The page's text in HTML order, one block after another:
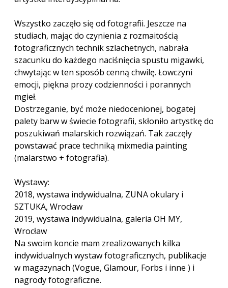
Wszystko zaczęło się od fotografii. Jeszcze na
studiach, mając do czynienia z rozmaitością
fotograficznych technik szlachetnych, nabrała
szacunku do każdego naciśnięcia spustu migawki,
chwytając w ten sposób cenną chwilę. Łowczyni
emocji, piękna prozy codzienności i porannych
mgieł.
Dostrzeganie, być może niedocenionej, bogatej
palety barw w świecie fotografii, skłoniło artystkę do
poszukiwań malarskich rozwiązań. Tak zaczęły
powstawać prace techniką mixmedia painting
(malarstwo + fotografia).
Wystawy:
2018, wystawa indywidualna, ZUNA okulary i
SZTUKA, Wrocław
2019, wystawa indywidualna, galeria OH MY,
Wrocław
Na swoim koncie mam zrealizowanych kilka
indywidualnych wystaw fotograficznych, publikacje
w magazynach (Vogue, Glamour, Forbs i inne ) i
nagrody fotograficzne.